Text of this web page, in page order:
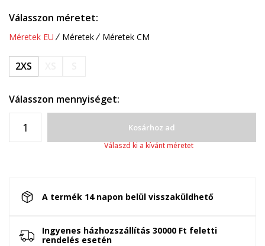
Válasszon méretet:
Méretek EU Méretek Méretek CM
2XS
Válasszon mennyiséget:
Kosárhoz ad
Válaszd ki a kívánt méretet
A termék 14 napon belül visszaküldhető
Ingyenes házhozszállítás 30000 Ft feletti
rendelés esetén